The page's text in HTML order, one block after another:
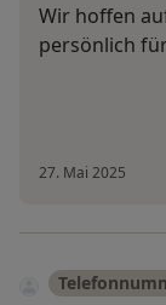
Wir hoffen
persönlich
27. Mai 2025